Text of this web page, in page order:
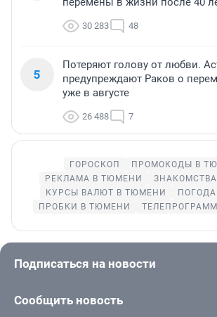
30 283 48
5
Потеряют голову от любви.
предупреждают Раков о
уже в августе
26 488 7
ГОРОСКОП
ПРОМОКОДЫ В
РЕКЛАМА В ТЮМЕНИ
КУРСЫ ВАЛЮТ В ТЮМЕНИ
ПРОБКИ В ТЮМЕНИ
Подписаться на новости
Сообщить новость